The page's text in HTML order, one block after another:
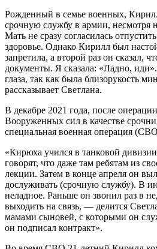
Рожденный в семье военных,
срочную службу в армии, несмотря
Мать не сразу согласилась
здоровье. Однако Кирилл был
запретила, а второй раз он сказал,
документы. Я сказала: «Ладно,
глаза, так как была близорукость
рассказывает Светлана.
В декабре 2021 года, после
Вооруженных сил в качестве
специальная военная операция
«Кирюха учился в танковой
говорят, что даже там ребятам из
лекции. Затем в конце апреля он
дослуживать (срочную службу). В
неладное. Раньше он звонил раз в
выходить на связь, — делится
мамами сыновей, с которыми он
он подписал контракт».